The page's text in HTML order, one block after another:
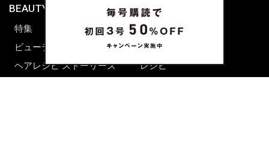
BEAUTY & HAIR
特集
ビューティーニュース
ヘアレシピ ストーリーズ
FUDGENA
ファッション
ビューティー
レシピ